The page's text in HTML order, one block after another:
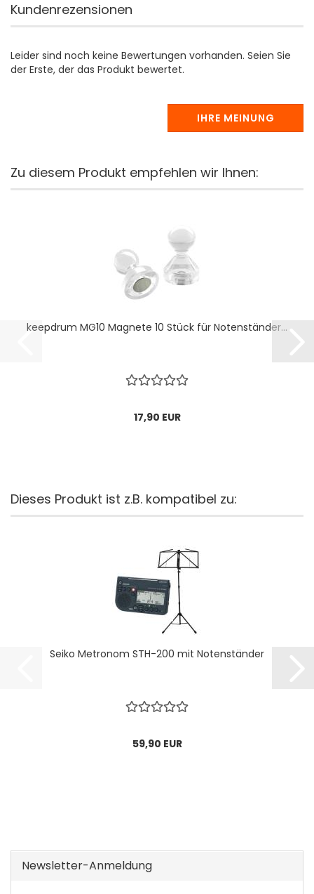
Kundenrezensionen
Leider sind noch keine Bewertungen vorhanden. Seien Sie
der Erste, der das Produkt bewertet.
IHRE MEINUNG
Zu diesem Produkt empfehlen wir Ihnen:
keepdrum MG10 Magnete 10 Stück für Notenständer...
17,90 EUR
Dieses Produkt ist z.B. kompatibel zu:
Seiko Metronom STH-200 mit Notenständer
59,90 EUR
Newsletter-Anmeldung